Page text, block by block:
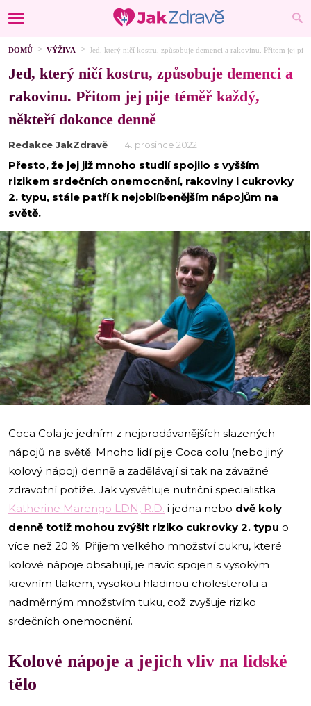
DOMŮ VÝŽIVA Jed, který ničí kostru, způsobuje demenci a rakovinu. Přitom jej
Jed, který ničí kostru, způsobuje demenci a
rakovinu. Přitom jej pije téměř každý,
někteří dokonce denně
Redakce JakZdravě 14. prosince 2022
Přesto, že jej již mnoho studií spojilo s vyšším
rizikem srdečních onemocnění, rakoviny i cukrovky
2. typu, stále patří k nejoblíbenějším nápojům na
světě.
i
Coca Cola je jedním z nejprodávanějších slazených
nápojů na světě. Mnoho lidí pije Coca colu (nebo jiný
kolový nápoj) denně a zadělávají si tak na závažné
zdravotní potíže. Jak vysvětluje nutriční specialistka
Katherine Marengo LDN, R.D. i jedna nebo dvě koly
denně totiž mohou zvýšit riziko cukrovky 2. typu o
více než 20 %. Příjem velkého množství cukru, které
kolové nápoje obsahují, je navíc spojen s vysokým
krevním tlakem, vysokou hladinou cholesterolu a
nadměrným množstvím tuku, což zvyšuje riziko
srdečních onemocnění.
Kolové nápoje a jejich vliv na lidské
tělo